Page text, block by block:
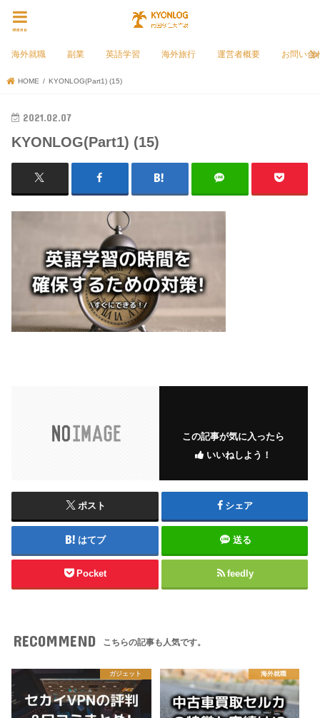
menu
海外就職 副業 英語学習 海外旅行 運営者概要 お問い合
HOME KYONLOG(Part1) (15)
2021.02.07
KYONLOG(Part1) (15)
この記事が気に入ったら
いいねしよう！
ポスト シェア
はてブ 送る
Pocket feedly
RECOMMEND こちらの記事も人気です。
ガジェット 海外就職